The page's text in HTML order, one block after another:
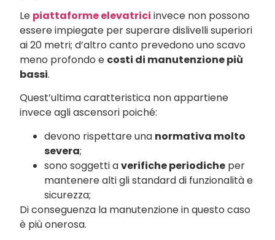
Le piattaforme elevatrici invece non possono
essere impiegate per superare dislivelli superiori
ai 20 metri; d’altro canto prevedono uno scavo
meno profondo e costi di manutenzione più
bassi.
Quest’ultima caratteristica non appartiene
invece agli ascensori poiché:
devono rispettare una normativa molto
severa;
sono soggetti averifiche periodiche per
mantenere alti gli standard di funzionalità e
sicurezza;
Di conseguenza la manutenzione in questo caso
è più onerosa.